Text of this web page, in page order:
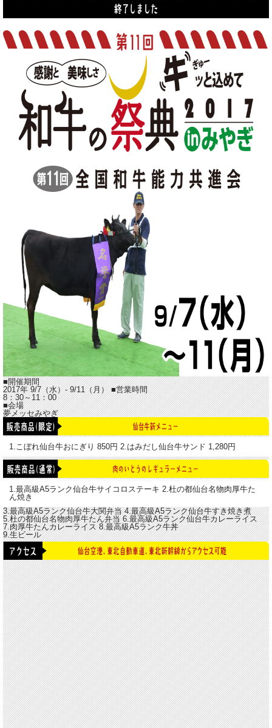
■開催期間
2017年 9/7（水）- 9/11（月）■営業時間
8：30～11：00
■会場
夢メッセみやぎ
1.こぼれ仙台牛おにぎり 850円 2.はみだし仙台牛サンド 1,280円
1.最高級A5ランク仙台牛サイコロステーキ 2.杜の都仙台名物肉厚牛た
ん焼き
3.最高級A5ランク仙台牛大関弁当 4.最高級A5ランク仙台牛すき焼き煮
5.杜の都仙台名物肉厚牛たん弁当 6.最高級A5ランク仙台牛カレーライス
7.肉厚牛たんカレーライス 8.最高級A5ランク牛丼
9.生ビール